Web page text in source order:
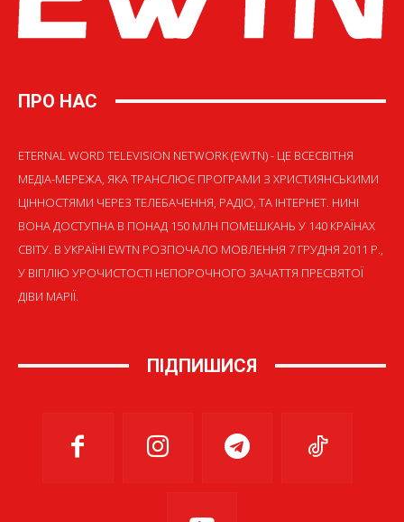
ПРО НАС
ETERNAL WORD TELEVISION NETWORK (EWTN) - ЦЕ ВСЕСВІТНЯ
МЕДІА-МЕРЕЖА, ЯКА ТРАНСЛЮЄ ПРОГРАМИ З ХРИСТИЯНСЬКИМИ
ЦІННОСТЯМИ ЧЕРЕЗ ТЕЛЕБАЧЕННЯ, РАДІО, ТА ІНТЕРНЕТ. НИНІ
ВОНА ДОСТУПНА В ПОНАД 150 МЛН ПОМЕШКАНЬ У 140 КРАЇНАХ
СВІТУ. В УКРАЇНІ EWTN РОЗПОЧАЛО МОВЛЕННЯ 7 ГРУДНЯ 2011 Р.,
У ВІГІЛІЮ УРОЧИСТОСТІ НЕПОРОЧНОГО ЗАЧАТТЯ ПРЕСВЯТОЇ
ДІВИ МАРІЇ.
ПІДПИШИСЯ